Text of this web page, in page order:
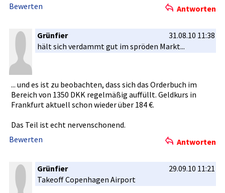
Bewerten
Antworten
Grünfier
31.08.10 11:38
hält sich verdammt gut im spröden Markt...
... und es ist zu beobachten­, dass sich das Orderbuch im
Bereich von 1350 DKK regelmäßig­ auffüllt. Geldkurs in
Frankfurt aktuell schon wieder über 184 €.
Das Teil ist echt nervenscho­nend.
Bewerten
Antworten
Grünfier
29.09.10 11:21
Takeoff Copenhagen­ Airport